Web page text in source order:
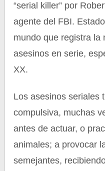
“serial killer” por
agente del FBI.
mundo que registra la
asesinos en serie,
XX.
Los asesinos seriales
compulsiva, muchas
antes de actuar, o
animales; a provocar
semejantes,